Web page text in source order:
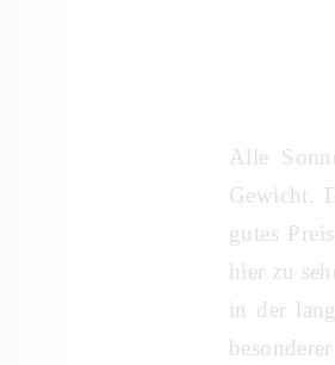
Alle
Gewicht.
gutes
hier zu
in der